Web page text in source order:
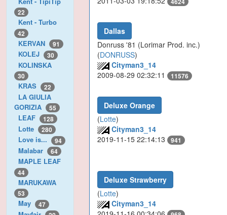
22
Kent - Turbo
42
KERVAN 91
KOLEJ 30
KOLINSKA
30
KRAS 22
LA GIULIA
GORIZIA
55
LEAF 128
Lotte 280
Love is... 94
Malabar 64
MAPLE LEAF
44
MARUKAWA
53
May 47
Dallas
Donruss '81 (Lorimar Prod. inc.)
(DONRUSS)
Cityman3_14
2009-08-29 02:32:11 11576
Deluxe Orange
(Lotte)
Cityman3_14
2019-11-15 22:14:13 941
Deluxe Strawberry
(Lotte)
Cityman3_14